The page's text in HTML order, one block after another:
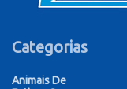
Categorias
Animais De